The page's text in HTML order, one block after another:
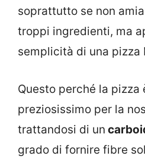
soprattutto se non
troppi ingredienti, ma
semplicità di una pizza
Questo perché la pizza
preziosissimo per la
trattandosi di un
grado di fornire fibre